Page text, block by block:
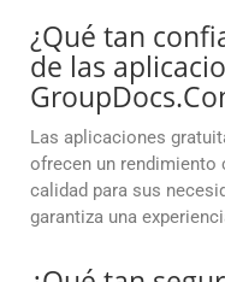
¿Qué tan
de las
Las aplicaciones
ofrecen un rendimiento
calidad para sus
garantiza una